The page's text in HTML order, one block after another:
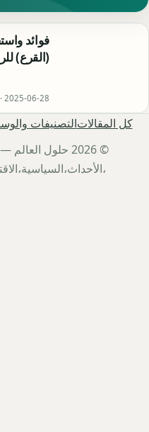
فوائد
(القرع)
2025-06-28
كل المقالاتالتصنيفات
© 2026 حلول